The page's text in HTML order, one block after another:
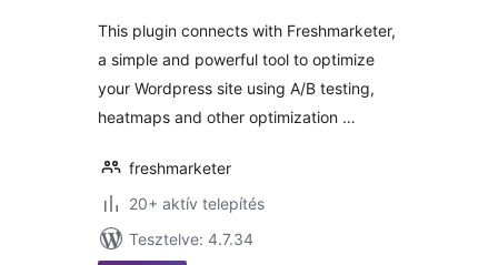
This plugin connects with Freshmarketer,
a simple and powerful tool to optimize
your Wordpress site using A/B testing,
heatmaps and other optimization …
freshmarketer
20+ aktív telepítés
Tesztelve: 4.7.34